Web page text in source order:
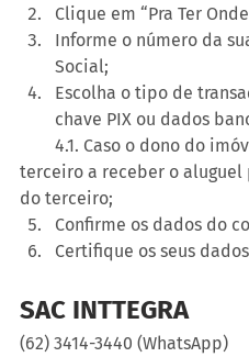
Clique em “Pra Ter
Informe o número da
Social;
Escolha o tipo de
chave PIX ou dados
terceiro a receber o aluguel
do terceiro;
Confirme os dados do
Certifique os seus
SAC INTTEGRA
(62) 3414-3440 (WhatsApp)